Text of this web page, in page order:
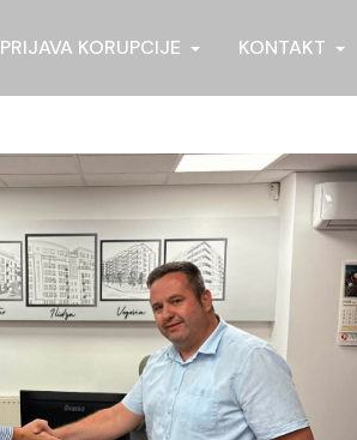
PRIJAVA KORUPCIJE KONTAKT